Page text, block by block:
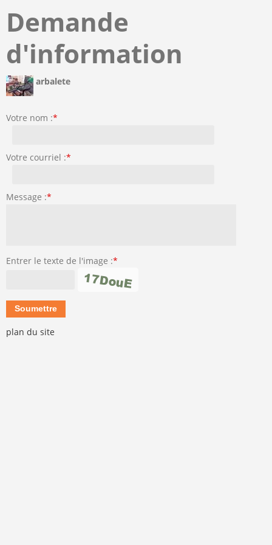
Demande
d'information
arbalete
Votre nom :*
Votre courriel :*
Message :*
Entrer le texte de l'image :*
plan du site